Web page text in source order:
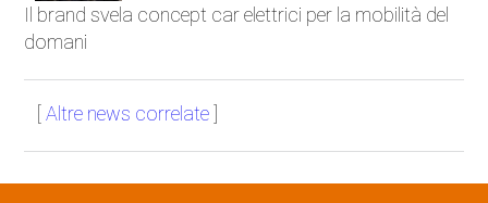
Il brand svela concept car elettrici per la mobilità del
domani
Altre news correlate